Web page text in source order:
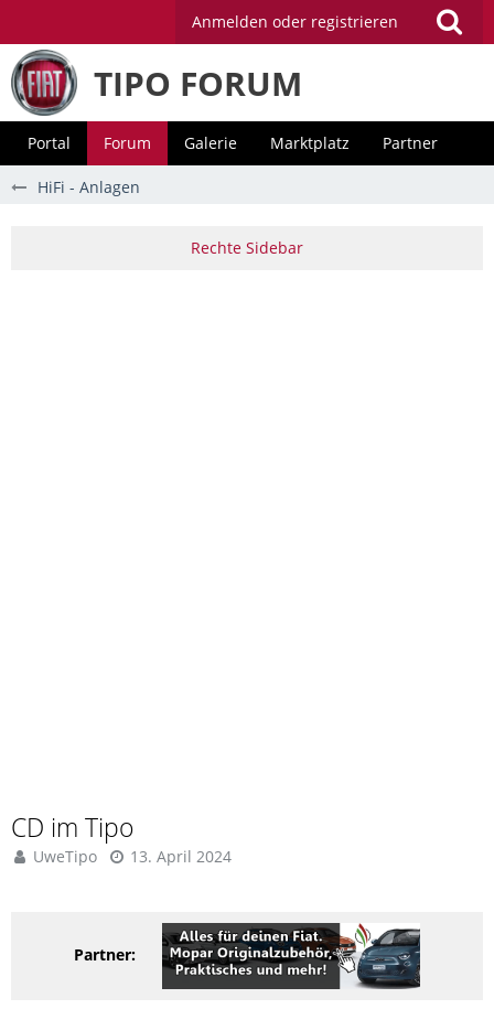
Anmelden oder registrieren
TIPO FORUM
Portal Forum Galerie Marktplatz Partner
HiFi - Anlagen
CD im Tipo
UweTipo 13. April 2024
Partner: